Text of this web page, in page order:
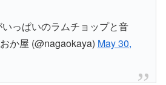
っぱいのラムチョップと音
か屋 (@nagaokaya) May 30,